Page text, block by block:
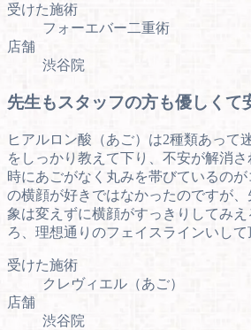
受けた施術
フォーエバー二重術
店舗
渋谷院
先生もスタッフの方も優しくて
ヒアルロン酸（あご）は2種類あって
をしっかり教えて下り、不安が解消
時にあごがなく丸みを帯びているの
の横顔が好きではなかったのですが
象は変えずに横顔がすっきりしてみえ
ろ、理想通りのフェイスラインいして
受けた施術
クレヴィエル（あご）
店舗
渋谷院